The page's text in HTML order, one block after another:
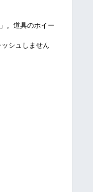
。道具のホイー
シュしません